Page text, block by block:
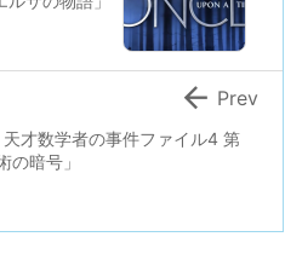
天才数学者の事件ファイル4 第
の暗号」
 Prev